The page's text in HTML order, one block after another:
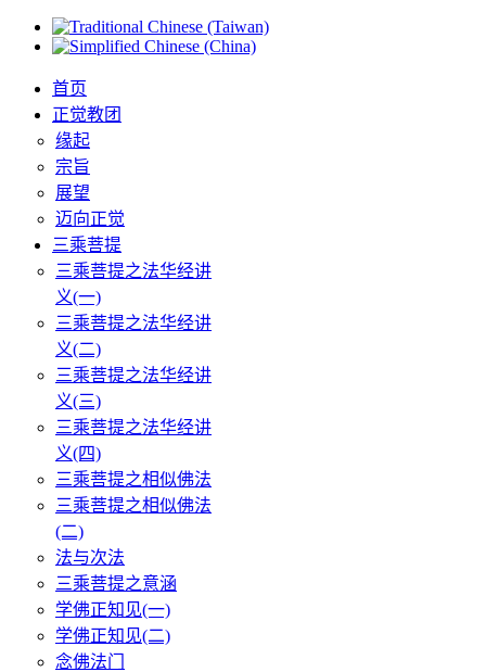
首页
正觉教团
缘起
宗旨
展望
迈向正觉
三乘菩提
三乘菩提之法华经讲
义(一)
三乘菩提之法华经讲
义(二)
三乘菩提之法华经讲
义(三)
三乘菩提之法华经讲
义(四)
三乘菩提之相似佛法
三乘菩提之相似佛法
(二)
法与次法
三乘菩提之意涵
学佛正知见(一)
学佛正知见(二)
念佛法门